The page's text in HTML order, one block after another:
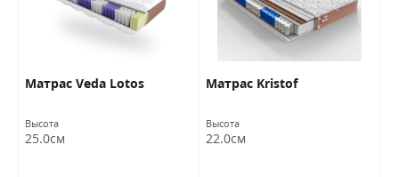
Матраc Veda Lotos
Высота
25.0см
Матраc Kristof
Высота
22.0см